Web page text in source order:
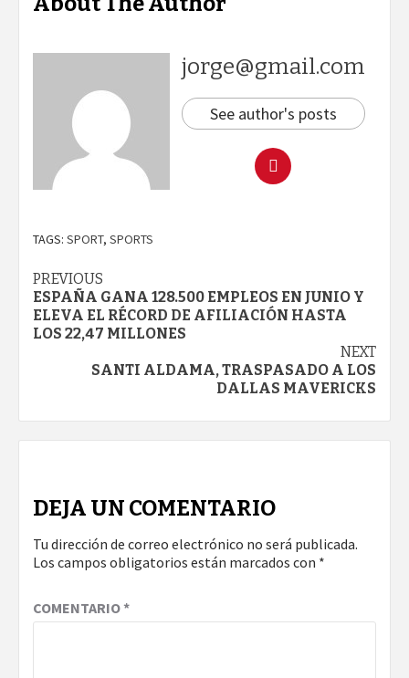
jorge@gmail.com
See author's posts
TAGS: SPORT, SPORTS
Continue
Reading
PREVIOUS
ESPAÑA GANA 128.500 EMPLEOS EN JUNIO Y
ELEVA EL RÉCORD DE AFILIACIÓN HASTA
LOS 22,47 MILLONES
NEXT
SANTI ALDAMA, TRASPASADO A LOS
DALLAS MAVERICKS
DEJA UN COMENTARIO
Tu dirección de correo electrónico no será publicada.
Los campos obligatorios están marcados con *
COMENTARIO*